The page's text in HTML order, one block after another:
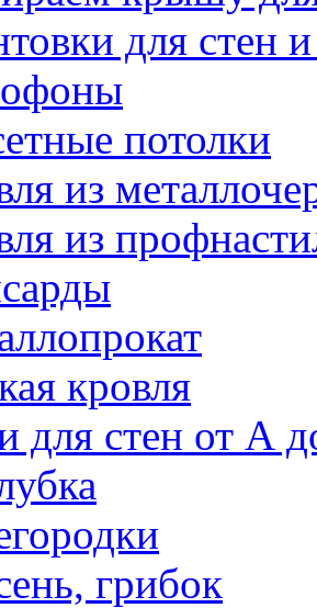
для стен
потолки
из
из
кровля
для стен от А
грибок